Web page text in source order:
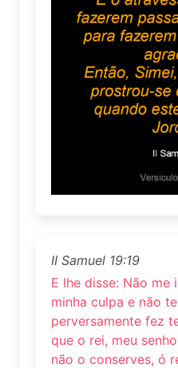
II Samuel 19:19
E lhe disse: Não me
minha culpa e não
perversamente fez
que o rei, meu
não o conserves, ó